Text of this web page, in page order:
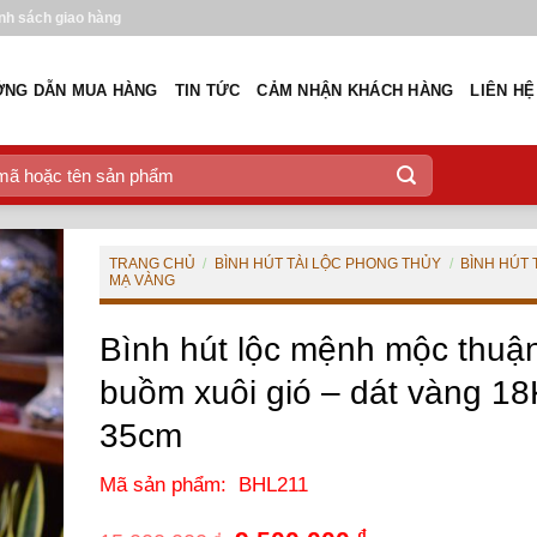
sách giao hàng
DẪN MUA HÀNG TIN TỨC CẢM NHẬN KHÁCH HÀNG LIÊN HỆ
TRANG CHỦ / BÌNH HÚT TÀI LỘC PHONG THỦY /
BÌNH HÚT
MẠ VÀNG
Bình hút lộc mệnh mộc
buồm xuôi gió – dát vàng
35cm
Mã sản phẩm: BHL211